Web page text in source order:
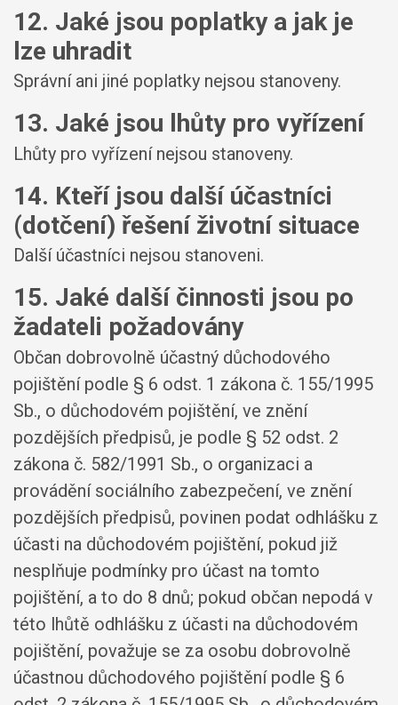
12. Jaké jsou poplatky a jak je
lze uhradit
Správní ani jiné poplatky nejsou stanoveny.
13. Jaké jsou lhůty pro vyřízení
Lhůty pro vyřízení nejsou stanoveny.
14. Kteří jsou další účastníci
(dotčení) řešení životní situace
Další účastníci nejsou stanoveni.
15. Jaké další činnosti jsou po
žadateli požadovány
Občan dobrovolně účastný důchodového
pojištění podle § 6 odst. 1 zákona č. 155/1995
Sb., o důchodovém pojištění, ve znění
pozdějších předpisů, je podle § 52 odst. 2
zákona č. 582/1991 Sb., o organizaci a
provádění sociálního zabezpečení, ve znění
pozdějších předpisů, povinen podat odhlášku z
účasti na důchodovém pojištění, pokud již
nesplňuje podmínky pro účast na tomto
pojištění, a to do 8 dnů; pokud občan nepodá v
této lhůtě odhlášku z účasti na důchodovém
pojištění, považuje se za osobu dobrovolně
účastnou důchodového pojištění podle § 6